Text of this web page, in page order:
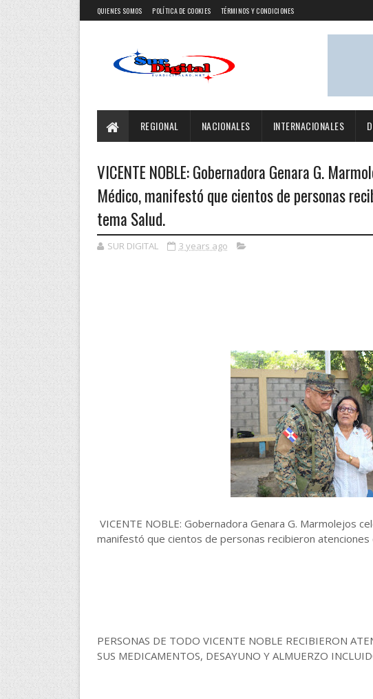
QUIENES SOMOS POLÍTICA DE COOKIES TÉRMINOS Y CONDICIONES
REGIONAL NACIONALES INTERNACIONALES
VICENTE NOBLE: Gobernadora Genara G.
Médico, manifestó que cientos de personas
tema Salud.
SUR DIGITAL 3 years ago
VICENTE NOBLE: Gobernadora Genara G. Marmolejos
manifestó que cientos de personas recibieron atenciones
PERSONAS DE TODO VICENTE NOBLE RECIBIERON
SUS MEDICAMENTOS, DESAYUNO Y ALMUERZO